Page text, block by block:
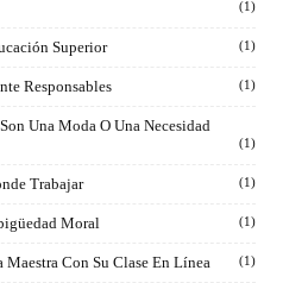
(1)
Superior (1)
Responsables (1)
Una Moda O Una Necesidad
(1)
Trabajar (1)
Moral (1)
Con Su Clase En Línea (1)